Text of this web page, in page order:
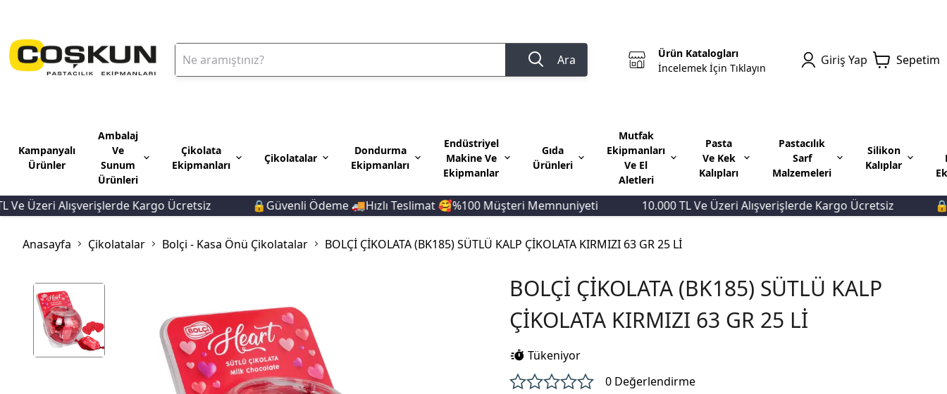
Ara
Ürün Katalogları
İncelemek İçin Tıklayın
Giriş Yap Sepetim
Kampanyalı
Ürünler
Ambalaj
Ve
Sunum
Ürünleri
Çikolata
Ekipmanları
Çikolatalar
Dondurma
Ekipmanları
Endüstriyel
Makine Ve
Ekipmanlar
Gıda
Ürünleri
Mutfak
Ekipmanları
Ve El
Aletleri
Pasta
Ve Kek
Kalıpları
Pastacılık
Sarf
Malzemeleri
Silikon
Kalıplar
Üzeri Alışverişlerde Kargo Ücretsiz 🔒Güvenli Ödeme 🚚Hızlı Teslimat 🥰%100 Müşteri Memnuniyeti 10.000 TL Ve Üzeri Alışverişlerde Kargo Ücretsiz
Anasayfa Çikolatalar Bolçi - Kasa Önü Çikolatalar BOLÇİ ÇİKOLATA (BK185) SÜTLÜ KALP ÇİKOLATA KIRMIZI 63 GR 25 Lİ
BOLÇİ ÇİKOLATA (BK185) SÜTLÜ KALP
ÇİKOLATA KIRMIZI 63 GR 25 Lİ
Tükeniyor
0 Değerlendirme